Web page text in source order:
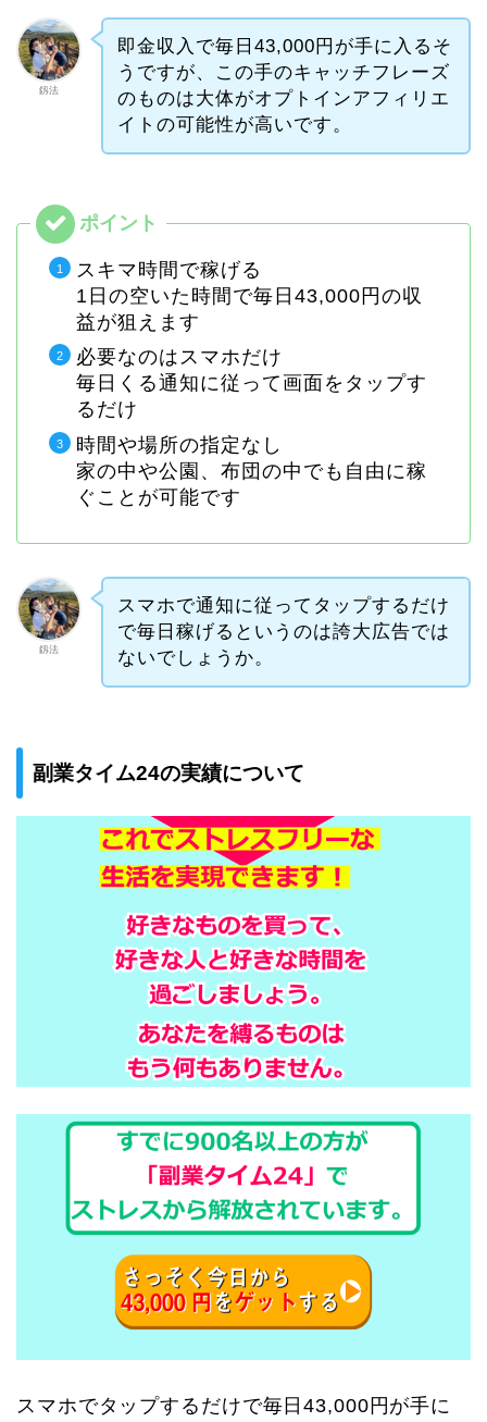
釼法
即金収入で毎日43,000円が手に入るそ
うですが、この手のキャッチフレーズ
のものは大体がオプトインアフィリエ
イトの可能性が高いです。
スキマ時間で稼げる
1日の空いた時間で毎日43,000円の収
益が狙えます
必要なのはスマホだけ
毎日くる通知に従って画面をタップす
るだけ
時間や場所の指定なし
家の中や公園、布団の中でも自由に稼
ぐことが可能です
釼法
スマホで通知に従ってタップするだけ
で毎日稼げるというのは誇大広告では
ないでしょうか。
副業タイム24の実績について
スマホでタップするだけで毎日43,000円が手に